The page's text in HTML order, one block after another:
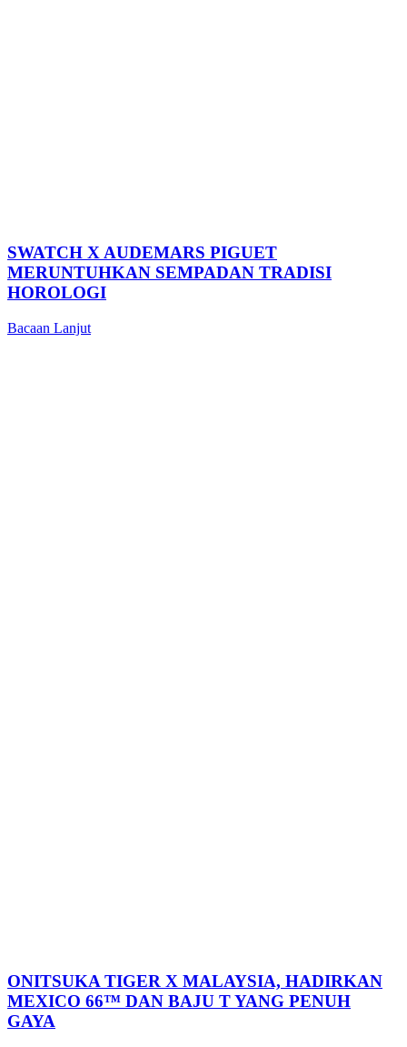
SWATCH X AUDEMARS PIGUET
MERUNTUHKAN SEMPADAN TRADISI
HOROLOGI
Bacaan Lanjut
ONITSUKA TIGER X MALAYSIA, HADIRKAN
MEXICO 66™ DAN BAJU T YANG PENUH
GAYA